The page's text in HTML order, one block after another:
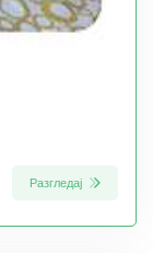
Разгледај